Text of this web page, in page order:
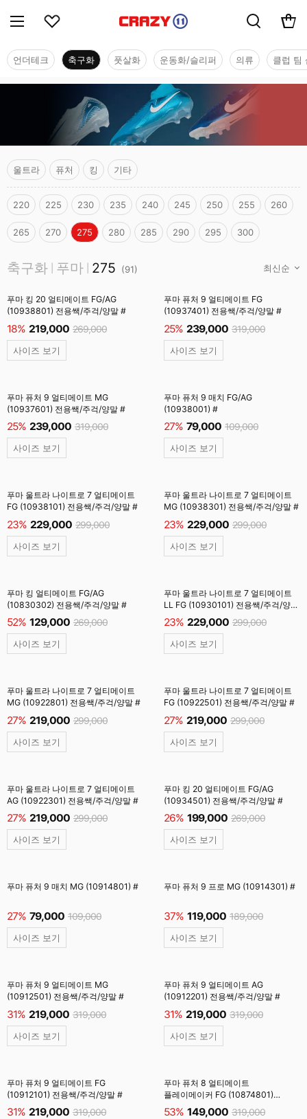
언더테크 축구화 풋살화 운동화/슬리퍼 의류 클럽 팀
울트라 퓨처 킹 기타
220 225 230 235 240 245 250 255 260
265 270 275 280 285 290 295 300
축구화 푸마 275 (91)
푸마 킹 20 얼티메이트 FG/AG
(10938801) 전용쌕/주걱/양말 #
18% 219,000 269,000
사이즈 보기
푸마 퓨처 9 얼티메이트 FG
(10937401) 전용쌕/주걱/양말 #
25% 239,000 319,000
사이즈 보기
푸마 퓨처 9 얼티메이트 MG
(10937601) 전용쌕/주걱/양말 #
25% 239,000 319,000
사이즈 보기
푸마 퓨처 9 매치 FG/AG
(10938001) #
27% 79,000 109,000
사이즈 보기
푸마 울트라 나이트로 7 얼티메이트
FG (10938101) 전용쌕/주걱/양말 #
23% 229,000 299,000
사이즈 보기
푸마 울트라 나이트로 7 얼티메이트
MG (10938301) 전용쌕/주걱/양말 #
23% 229,000 299,000
사이즈 보기
푸마 킹 얼티메이트 FG/AG
(10830302) 전용쌕/주걱/양말 #
52% 129,000 269,000
사이즈 보기
푸마 울트라 나이트로 7 얼티메이트
LL FG (10930101) 전용쌕/주걱/양말
#
23% 229,000 299,000
사이즈 보기
푸마 울트라 나이트로 7 얼티메이트
MG (10922801) 전용쌕/주걱/양말 #
27% 219,000 299,000
사이즈 보기
푸마 울트라 나이트로 7 얼티메이트
FG (10922501) 전용쌕/주걱/양말 #
27% 219,000 299,000
사이즈 보기
푸마 울트라 나이트로 7 얼티메이트
AG (10922301) 전용쌕/주걱/양말 #
27% 219,000 299,000
사이즈 보기
푸마 킹 20 얼티메이트 FG/AG
(10934501) 전용쌕/주걱/양말 #
26% 199,000 269,000
사이즈 보기
푸마 퓨처 9 매치 MG (10914801) #
27% 79,000 109,000
사이즈 보기
푸마 퓨처 9 프로 MG (10914301) #
37% 119,000 189,000
사이즈 보기
푸마 퓨처 9 얼티메이트 MG
(10912501) 전용쌕/주걱/양말 #
31% 219,000 319,000
사이즈 보기
푸마 퓨처 9 얼티메이트 AG
(10912201) 전용쌕/주걱/양말 #
31% 219,000 319,000
사이즈 보기
푸마 퓨처 9 얼티메이트 FG
(10912101) 전용쌕/주걱/양말 #
31% 219,000 319,000
푸마 퓨처 8 얼티메이트
플레이메이커 FG (10874801)
전용쌕/주걱/인솔 #
53% 149,000 319,000